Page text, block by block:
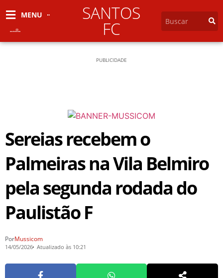
MENU SANTOS
FC
PUBLICIDADE
Sereias recebem o
Palmeiras na Vila Belmiro
pela segunda rodada do
Paulistão F
PorMussicom
14/05/2026 Atualizado às 10:21